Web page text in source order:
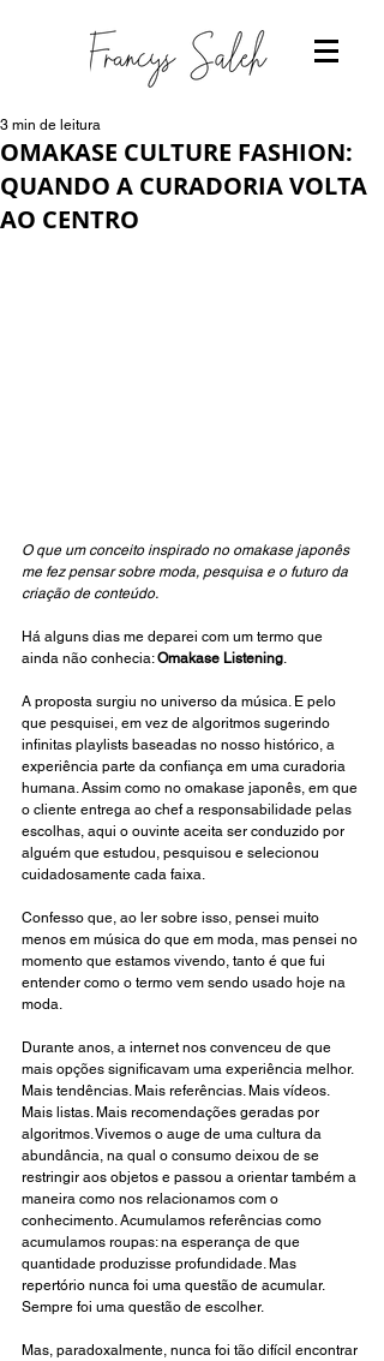
OMAKASE CULTURE FASHION:
QUANDO A CURADORIA VOLTA
AO CENTRO
3 min de leitura
O que um conceito inspirado no omakase japonês
me fez pensar sobre moda, pesquisa e o futuro da
criação de conteúdo.
Há alguns dias me deparei com um termo que
ainda não conhecia: Omakase Listening.
A proposta surgiu no universo da música. E pelo
que pesquisei, em vez de algoritmos sugerindo
infinitas playlists baseadas no nosso histórico, a
experiência parte da confiança em uma curadoria
humana. Assim como no omakase japonês, em que
o cliente entrega ao chef a responsabilidade pelas
escolhas, aqui o ouvinte aceita ser conduzido por
alguém que estudou, pesquisou e selecionou
cuidadosamente cada faixa.
Confesso que, ao ler sobre isso, pensei muito
menos em música do que em moda, mas pensei no
momento que estamos vivendo, tanto é que fui
entender como o termo vem sendo usado hoje na
moda.
Durante anos, a internet nos convenceu de que
mais opções significavam uma experiência melhor.
Mais tendências. Mais referências. Mais vídeos.
Mais listas. Mais recomendações geradas por
algoritmos. Vivemos o auge de uma cultura da
abundância, na qual o consumo deixou de se
restringir aos objetos e passou a orientar também a
maneira como nos relacionamos com o
conhecimento. Acumulamos referências como
acumulamos roupas: na esperança de que
quantidade produzisse profundidade. Mas
repertório nunca foi uma questão de acumular.
Sempre foi uma questão de escolher.
Mas, paradoxalmente, nunca foi tão difícil encontrar